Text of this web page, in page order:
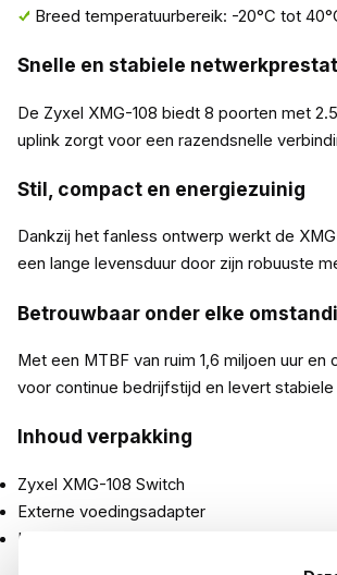
Breed temperatuurbereik: -20°C tot
Snelle en stabiele
De Zyxel XMG-108 biedt 8 poorten met
uplink zorgt voor een razendsnelle
Stil, compact en energiezuinig
Dankzij het fanless ontwerp werkt de
een lange levensduur door zijn robuuste
Betrouwbaar onder elke
Met een MTBF van ruim 1,6 miljoen uur
voor continue bedrijfstijd en levert
Inhoud verpakking
Zyxel XMG-108 Switch
Externe voedingsadapter
Installatiehandleiding